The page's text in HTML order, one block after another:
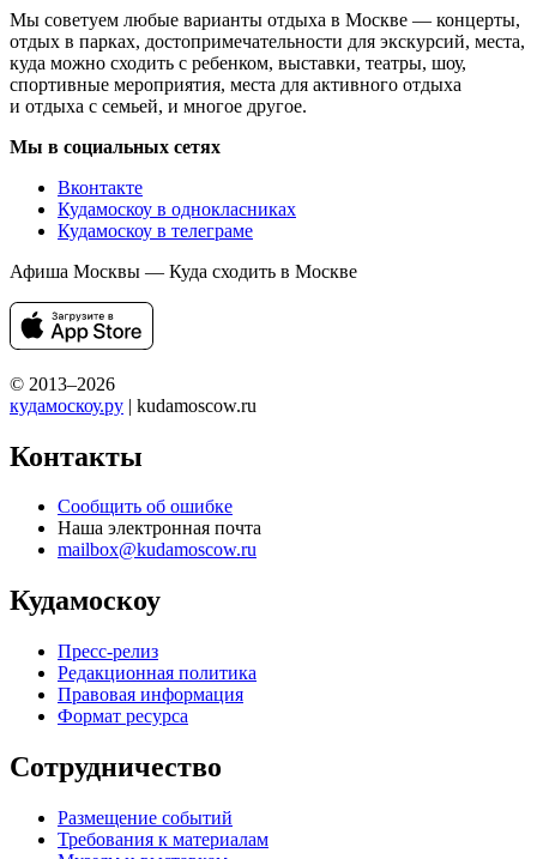
Мы советуем любые варианты отдыха в Москве — концерты,
отдых в парках, достопримечательности для экскурсий, места,
куда можно сходить с ребенком, выставки, театры, шоу,
спортивные мероприятия, места для активного отдыха
и отдыха с семьей, и многое другое.
Мы в социальных сетях
Вконтакте
Кудамоскоу в однокласниках
Кудамоскоу в телеграме
Афиша Москвы — Куда сходить в Москве
© 2013–2026
кудамоскоу.ру | kudamoscow.ru
Контакты
Сообщить об ошибке
Наша электронная почта
mailbox@kudamoscow.ru
Кудамоскоу
Пресс-релиз
Редакционная политика
Правовая информация
Формат ресурса
Сотрудничество
Размещение событий
Требования к материалам